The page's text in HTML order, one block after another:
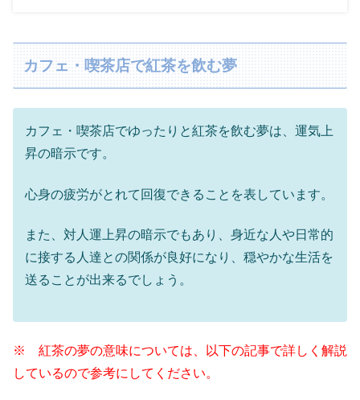
カフェ・喫茶店で紅茶を飲む夢
カフェ・喫茶店でゆったりと紅茶を飲む夢は、運気上
昇の暗示です。
心身の疲労がとれて回復できることを表しています。
また、対人運上昇の暗示でもあり、身近な人や日常的
に接する人達との関係が良好になり、穏やかな生活を
送ることが出来るでしょう。
※ 紅茶の夢の意味については、以下の記事で詳しく解説
しているので参考にしてください。